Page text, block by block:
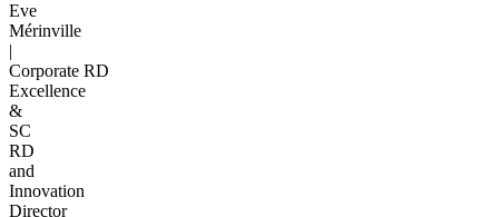
Eve
Mérinville
|
Corporate RD
Excellence
&
SC
RD
and
Innovation
Director